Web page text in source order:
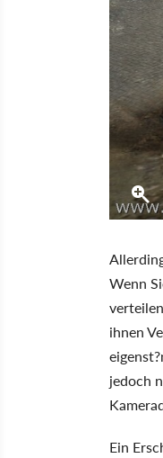
Wenn
ihnen
jedoch
Ein